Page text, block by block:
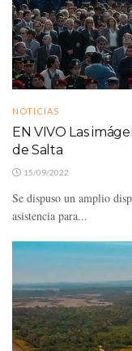
NOTICIAS
EN VIVO Las
de Salta
15/09/2022
Se dispuso un amplio
asistencia para...